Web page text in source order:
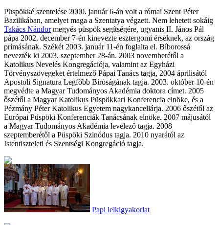
Püspökké szentelése 2000. január 6-án volt a római Szent Péter
Bazilikában, amelyet maga a Szentatya végzett. Nem lehetett sokáig
Takács Nándormegyés püspök segítségére, ugyanis II. János Pál
pápa 2002. december 7-én kinevezte esztergomi érseknek, az ország
prímásának. Székét 2003. január 11-én foglalta el. Bíborossá
nevezték ki 2003. szeptember 28-án. 2003 novemberétől a
Katolikus Nevelés Kongregációja, valamint az Egyházi
Törvényszövegeket értelmező Pápai Tanács tagja, 2004 áprilisától
Apostoli Signatura Legfőbb Bíróságának tagja. 2003. október 10-én
megvédte a Magyar Tudományos Akadémia doktora címet. 2005
őszétől a Magyar Katolikus Püspökkari Konferencia elnöke, és a
Pézmány Péter Katolikus Egyetem nagykancellárja. 2006 őszétől az
Európai Püspöki Konferenciák Tanácsának elnöke. 2007 májusától
a Magyar Tudományos Akadémia levelező tagja. 2008
szeptemberétől a Püspöki Szinódus tagja. 2010 nyarától az
Istentiszteleti és Szentségi Kongregáció tagja.
Papi lelkigyakorlat